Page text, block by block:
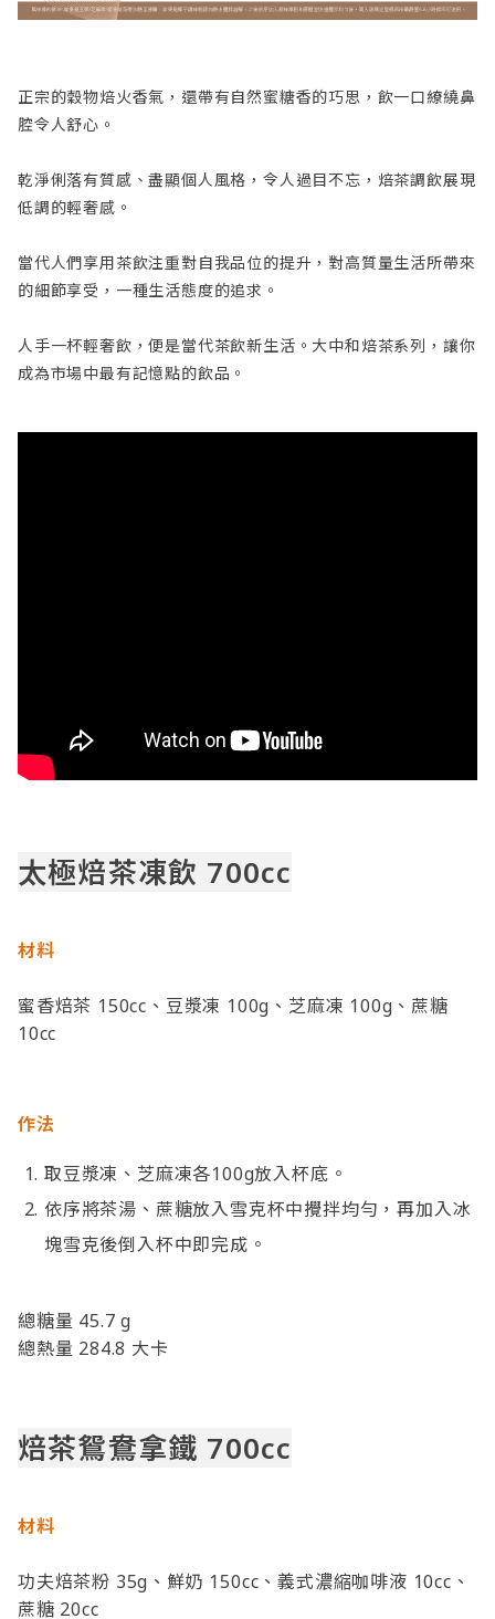
正宗的穀物焙火香氣，還帶有自然蜜糖香的巧思，飲一口繚繞鼻
腔令人舒心。
乾淨俐落有質感、盡顯個人風格，令人過目不忘，焙茶調飲展現
低調的輕奢感。
當代人們享用茶飲注重對自我品位的提升，對高質量生活所帶來
的細節享受，一種生活態度的追求。
人手一杯輕奢飲，便是當代茶飲新生活。大中和焙茶系列，讓你
成為市場中最有記憶點的飲品。
太極焙茶凍飲 700cc
材料
蜜香焙茶 150cc、豆漿凍 100g、芝麻凍 100g、蔗糖
10cc
作法
取豆漿凍、芝麻凍各100g放入杯底。
依序將茶湯、蔗糖放入雪克杯中攪拌均勻，再加入冰
塊雪克後倒入杯中即完成。
總糖量 45.7 g
總熱量 284.8 大卡
焙茶鴛鴦拿鐵 700cc
材料
功夫焙茶粉 35g、鮮奶 150cc、義式濃縮咖啡液 10cc、
蔗糖 20cc